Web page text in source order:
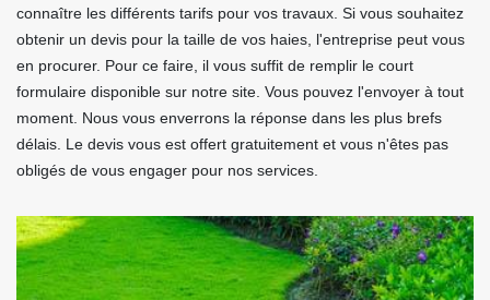
connaître les différents tarifs pour vos travaux. Si vous souhaitez
obtenir un devis pour la taille de vos haies, l'entreprise peut vous
en procurer. Pour ce faire, il vous suffit de remplir le court
formulaire disponible sur notre site. Vous pouvez l'envoyer à tout
moment. Nous vous enverrons la réponse dans les plus brefs
délais. Le devis vous est offert gratuitement et vous n'êtes pas
obligés de vous engager pour nos services.